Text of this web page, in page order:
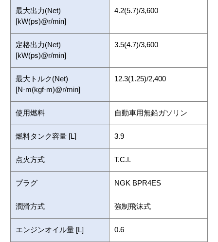
最大出力(Net)
[kW(ps)@r/min]
4.2(5.7)/3,600
定格出力(Net)
[kW(ps)@r/min]
3.5(4.7)/3,600
最大トルク(Net)
[N·m(kgf·m)@r/min]
12.3(1.25)/2,400
使用燃料 自動車用無鉛ガソリン
燃料タンク容量 [L] 3.9
点火方式 T.C.I.
プラグ NGK BPR4ES
潤滑方式 強制飛沫式
エンジンオイル量 [L] 0.6